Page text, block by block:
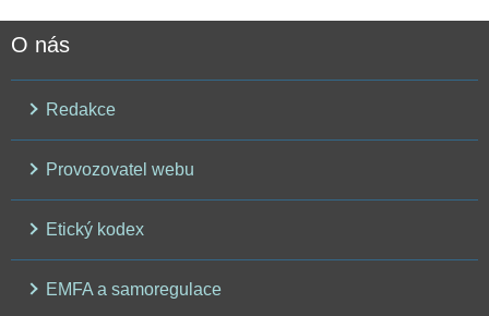
O nás
Redakce
Provozovatel webu
Etický kodex
EMFA a samoregulace